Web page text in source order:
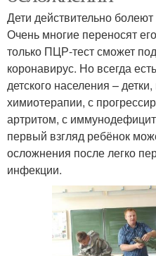
Дети действительно
Очень многие переносят
только ПЦР-тест сможет
коронавирус. Но всегда
детского населения –
химиотерапии, с
артритом, с
первый взгляд ребёнок
осложнения после легко
инфекции.